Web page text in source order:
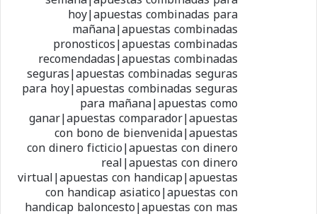
hoy|apuestas combinadas para
mañana|apuestas combinadas
pronosticos|apuestas combinadas
recomendadas|apuestas combinadas
seguras|apuestas combinadas seguras
para hoy|apuestas combinadas seguras
para mañana|apuestas como
ganar|apuestas comparador|apuestas
con bono de bienvenida|apuestas
con dinero ficticio|apuestas con dinero
real|apuestas con dinero
virtual|apuestas con handicap|apuestas
con handicap asiatico|apuestas con
handicap baloncesto|apuestas con mas